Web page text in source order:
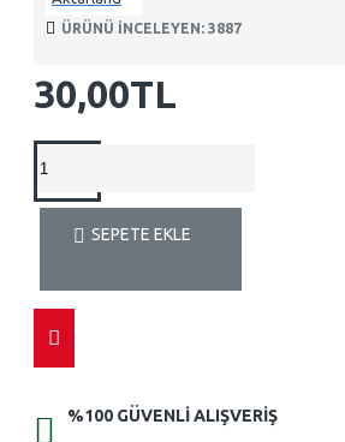
30,00TL
ÜRÜNÜ INCELEYEN: 3887
SEPETE EKLE
%100 GÜVENLI ALIŞVERIŞ